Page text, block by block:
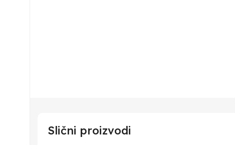
Slični proizvodi